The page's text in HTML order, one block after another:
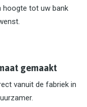
hoogte tot uw bank
gemaakt
vanuit de fabriek in